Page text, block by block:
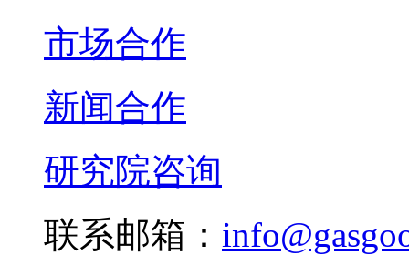
市场合作
新闻合作
研究院咨询
联系邮箱：